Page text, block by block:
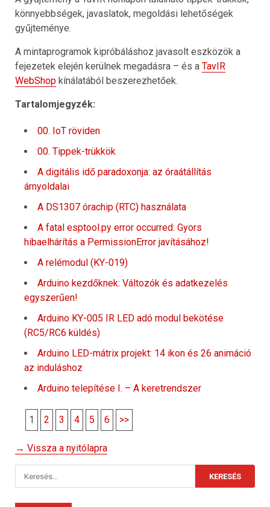
könnyebbségek, javaslatok, megoldási lehetőségek
gyűjteménye.
A mintaprogramok kipróbáláshoz javasolt eszközök a
fejezetek elején kerülnek megadásra – és a TavIR
WebShop kínálatából beszerezhetőek.
Tartalomjegyzék:
00. IoT röviden
00. Tippek-trükkök
A digitális idő paradoxonja: az óraátállítás
árnyoldalai
A DS1307 órachip (RTC) használata
A fatal esptool.py error occurred: Gyors
hibaelhárítás a PermissionError javításához!
A relémodul (KY-019)
Arduino kezdőknek: Változók és adatkezelés
egyszerűen!
Arduino KY-005 IR LED adó modul bekötése
(RC5/RC6 küldés)
Arduino LED-mátrix projekt: 14 ikon és 26 animáció
az induláshoz
Arduino telepítése I. – A keretrendszer
1 2 3 4 5 6 >>
→ Vissza a nyitólapra
Keresés: